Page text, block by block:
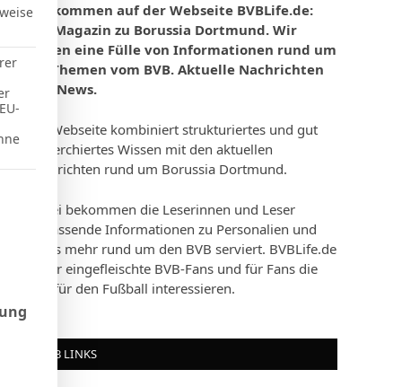
Willkommen auf der Webseite BVBLife.de:
Das Magazin zu Borussia Dortmund. Wir
bieten eine Fülle von Informationen rund um
die Themen vom BVB. Aktuelle Nachrichten
und News.
Die Webseite kombiniert strukturiertes und gut
recherchiertes Wissen mit den aktuellen
Nachrichten rund um Borussia Dortmund.
Dabei bekommen die Leserinnen und Leser
umfassende Informationen zu Personalien und
vieles mehr rund um den BVB serviert. BVBLife.de
ist für eingefleischte BVB-Fans und für Fans die
sich für den Fußball interessieren.
BVB LINKS